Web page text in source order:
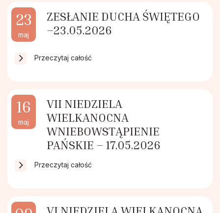
23
maj
ZESŁANIE DUCHA ŚWIĘTEGO
–23.05.2026
Przeczytaj całość
16
maj
VII NIEDZIELA
WIELKANOCNA
WNIEBOWSTĄPIENIE
PAŃSKIE – 17.05.2026
Przeczytaj całość